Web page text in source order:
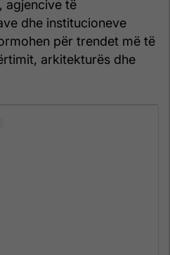
agjencive të
dhe institucioneve
për trendet më të
arkitekturës dhe